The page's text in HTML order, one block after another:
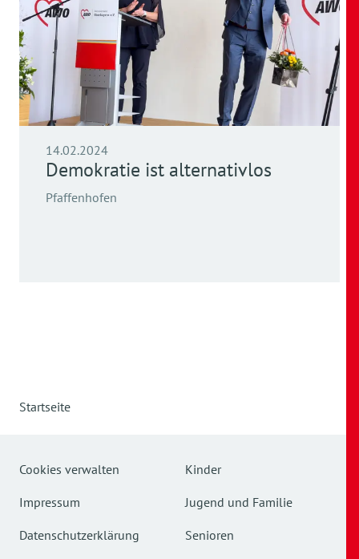
14.02.2024
Demokratie ist alternativlos
Pfaffenhofen
Startseite
Cookies verwalten
Impressum
Datenschutzerklärung
Kinder
Jugend und Familie
Senioren